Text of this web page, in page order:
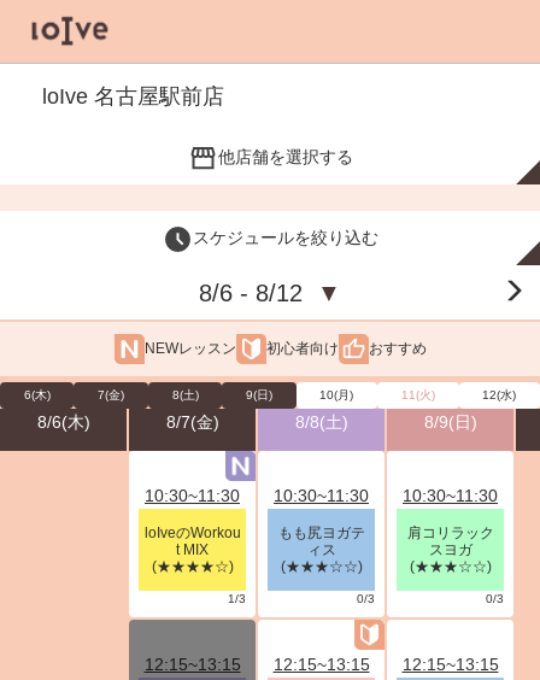
loIve 名古屋駅前店
他店舗を選択する
スケジュールを絞り込む
8/6 - 8/12 ▼
NEWレッスン 初心者向け おすすめ
6(木) 7(金) 8(土) 9(日) 10(月) 11(火) 12(水)
8/6(木) 8/7(金) 8/8(土) 8/9(日)
10:30~11:30
loIveのWorkou
t MIX
(★★★★☆)
1/3
10:30~11:30
もも尻ヨガテ
ィス
(★★★☆☆)
0/3
10:30~11:30
肩コリラック
スヨガ
(★★★☆☆)
0/3
12:15~13:15 12:15~13:15 12:15~13:15